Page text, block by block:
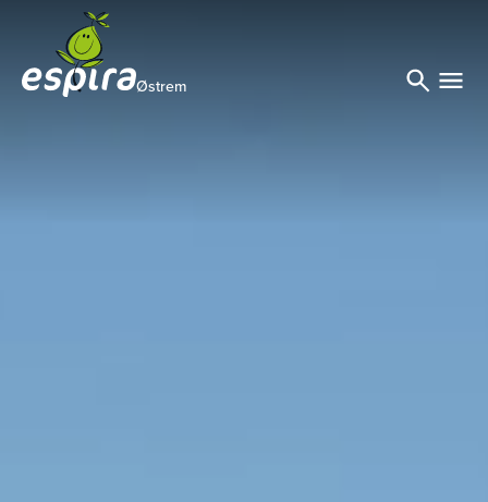
Østrem